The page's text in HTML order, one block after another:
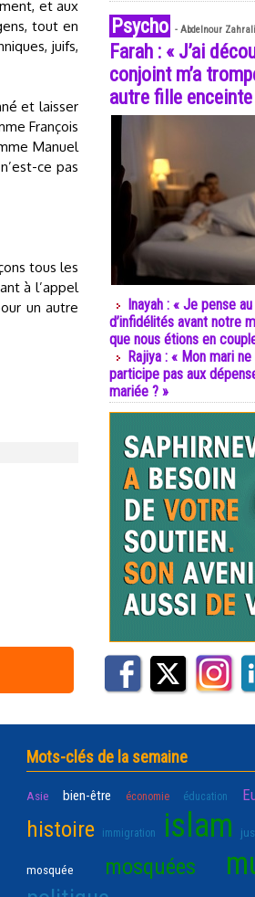
et aux
tout en
juifs,
et laisser
François
Manuel
ce pas
tous les
à l’appel
un autre
Psycho - Abdelnour Zahrali
Farah : « J’ai
conjoint m’a
autre fille enceinte
Inayah : « Je pense
d’infidélités avant notre
que nous étions en
Rajiya : « Mon mari
participe pas aux
mariée ? »
Mots-clés de la semaine
Asie bien-être économie éducation
histoire immigration islam
mosquée mosquées